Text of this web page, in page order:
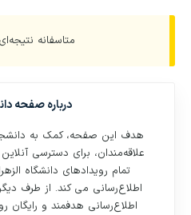
متاسفانه
درباره صفحه
هدف این صفحه، کمک به
علاقه‌مندان، برای دسترسی
تمام رویدادهای دانشگاه
اطلاع‌رسانی می کند. از طرف
اطلاع‌رسانی هدفمند و رایگان